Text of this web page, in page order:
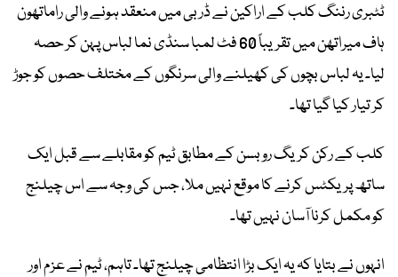
ٹٹبری رننگ کلب کے اراکین نے ڈربی میں منعقد ہونے والی راماتھون
ہاف میراتھن میں تقریباً 60 فٹ لمبا سنڈی نما لباس پہن کر حصہ
لیا۔ یہ لباس بچوں کی کھیلنے والی سرنگوں کے مختلف حصوں کو جوڑ
کر تیار کیا گیا تھا۔
کلب کے رکن کریگ روبسن کے مطابق ٹیم کو مقابلے سے قبل ایک
ساتھ پریکٹس کرنے کا موقع نہیں ملا، جس کی وجہ سے اس چیلنج
کو مکمل کرنا آسان نہیں تھا۔
انہوں نے بتایا کہ یہ ایک بڑا انتظامی چیلنج تھا۔ تاہم، ٹیم نے عزم اور